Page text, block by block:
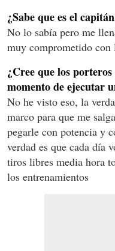
¿Sabe que es el
No lo sabía pero me
muy comprometido
¿Cree que los
momento de ejecutar
No he visto eso, la
marco para que me
pegarle con potencia y
verdad es que cada día
tiros libres media hora
los entrenamientos